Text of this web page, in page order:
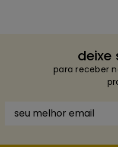
para receber